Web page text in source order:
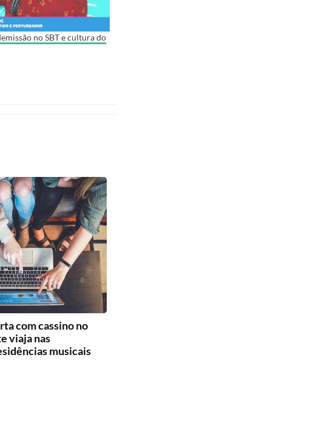
no SBT e cultura do
com cassino no
viaja nas
musicais